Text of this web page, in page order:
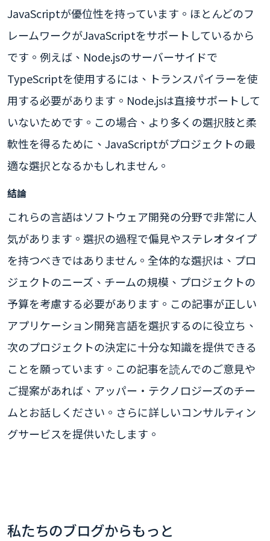
JavaScriptが優位性を持っています。ほとんどのフ
レームワークがJavaScriptをサポートしているから
です。例えば、Node.jsのサーバーサイドで
TypeScriptを使用するには、トランスパイラーを使
用する必要があります。Node.jsは直接サポートして
いないためです。この場合、より多くの選択肢と柔
軟性を得るために、JavaScriptがプロジェクトの最
適な選択となるかもしれません。
結論
これらの言語はソフトウェア開発の分野で非常に人
気があります。選択の過程で偏見やステレオタイプ
を持つべきではありません。全体的な選択は、プロ
ジェクトのニーズ、チームの規模、プロジェクトの
予算を考慮する必要があります。この記事が正しい
アプリケーション開発言語を選択するのに役立ち、
次のプロジェクトの決定に十分な知識を提供できる
ことを願っています。この記事を読んでのご意見や
ご提案があれば、アッパー・テクノロジーズのチー
ムとお話しください。さらに詳しいコンサルティン
グサービスを提供いたします。
私たちのブログからもっと